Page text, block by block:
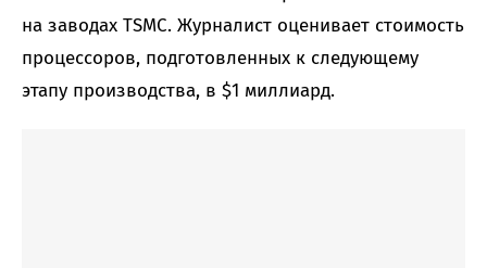
на заводах TSMC. Журналист оценивает стоимость
процессоров, подготовленных к следующему
этапу производства, в $1 миллиард.